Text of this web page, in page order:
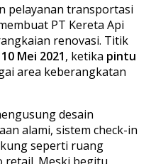
pelayanan transportasi
PT Kereta Api
renovasi. Titik
10 Mei 2021, ketika pintu
area keberangkatan
desain
alami, sistem check-in
seperti ruang